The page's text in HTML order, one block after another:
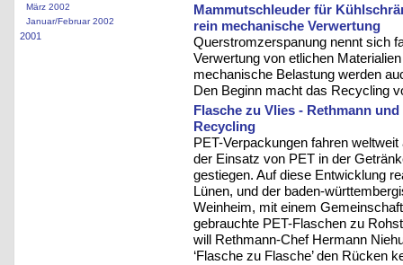
März 2002
Januar/Februar 2002
2001
Mammutschleuder für
rein mechanische Verwertung
Querstromzerspanung nennt sich
Verwertung von etlichen
mechanische Belastung werden
Den Beginn macht das Recycling
Flasche zu Vlies - Rethmann
Recycling
PET-Verpackungen fahren
der Einsatz von PET in der
gestiegen. Auf diese Entwicklung
Lünen, und der baden-
Weinheim, mit einem
gebrauchte PET-Flaschen zu
will Rethmann-Chef Hermann
‘Flasche zu Flasche’ den Rücken